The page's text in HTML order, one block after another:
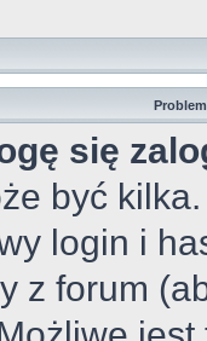
się
być
login i
z forum